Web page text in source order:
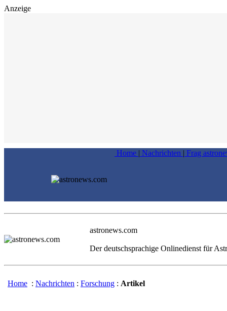
Anzeige
Home | Nachrichten | Frag
astronews.com
Der deutschsprachige Onlinedienst für
Home : Nachrichten : Forschung : Artikel